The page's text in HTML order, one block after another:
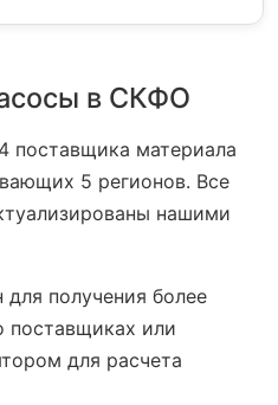
в СКФО
поставщика материала
5 регионов. Все
нашими
получения более
поставщиках или
для расчета